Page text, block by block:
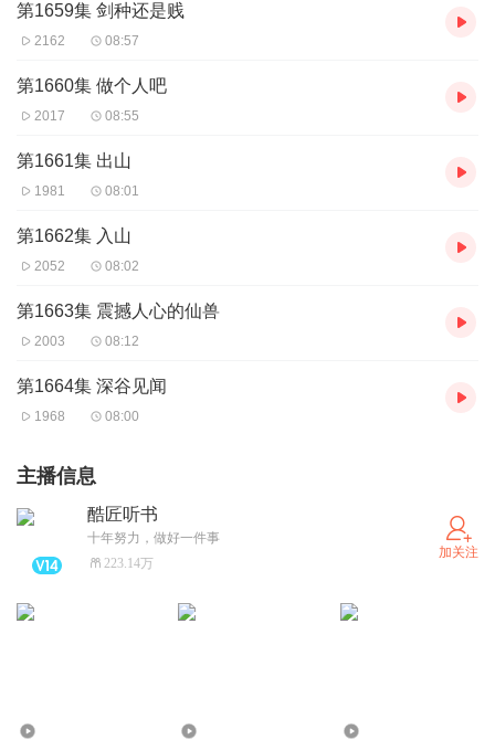
第1659集 剑种还是贱
2162 08:57
第1660集 做个人吧
2017 08:55
第1661集 出山
1981 08:01
第1662集 入山
2052 08:02
第1663集 震撼人心的仙兽
2003 08:12
第1664集 深谷见闻
1968 08:00
主播信息
酷匠听书
十年努力，做好一件事
223.14万
加关注